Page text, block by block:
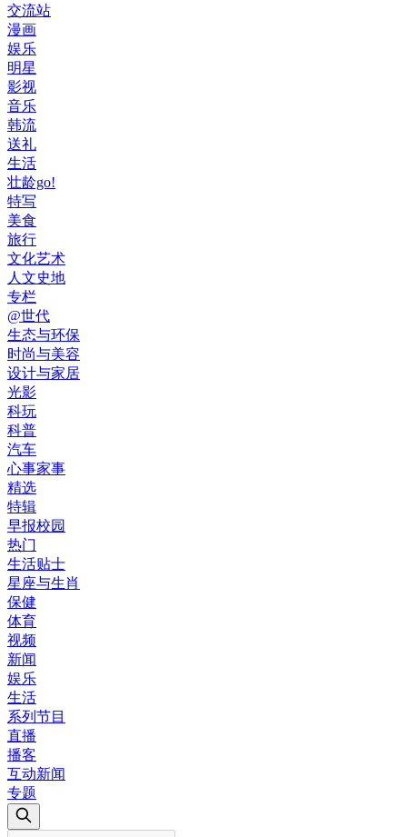
交流站
漫画
娱乐
明星
影视
音乐
韩流
送礼
生活
壮龄go!
特写
美食
旅行
文化艺术
人文史地
专栏
@世代
生态与环保
时尚与美容
设计与家居
光影
科玩
科普
汽车
心事家事
精选
特辑
早报校园
热门
生活贴士
星座与生肖
保健
体育
视频
新闻
娱乐
生活
系列节目
直播
播客
互动新闻
专题